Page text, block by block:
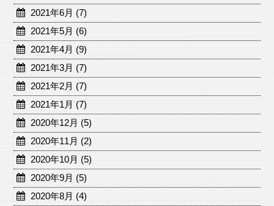
2021年6月 (7)
2021年5月 (6)
2021年4月 (9)
2021年3月 (7)
2021年2月 (7)
2021年1月 (7)
2020年12月 (5)
2020年11月 (2)
2020年10月 (5)
2020年9月 (5)
2020年8月 (4)